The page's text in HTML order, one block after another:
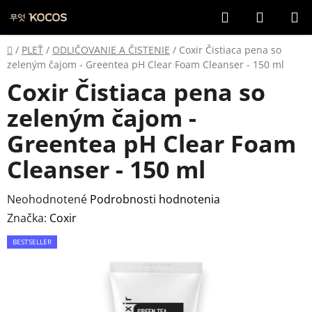
na
obsah
Hľadať
KOŠÍK
Domov
/ PLEŤ / ODLIČOVANIE A ČISTENIE / Coxir Čistiaca pena so
zeleným čajom - Greentea pH Clear Foam Cleanser - 150 ml
Coxir Čistiaca pena so
zeleným čajom -
Greentea pH Clear Foam
Cleanser - 150 ml
Priemerné
hodnotenie
produktu
Neohodnotené Podrobnosti hodnotenia
Značka: Coxir
BESTSELLER